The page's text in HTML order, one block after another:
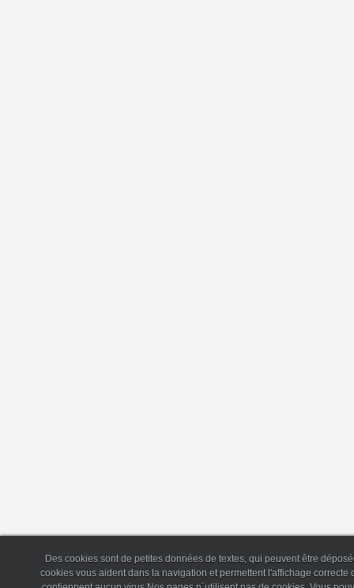
Des cookies sont de petites données de textes, qui peuvent être
cookies vous aident dans la navigation et permettent l'affichage